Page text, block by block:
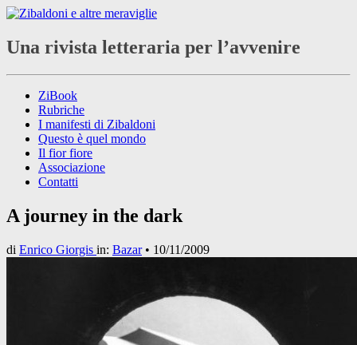
Una rivista letteraria per l’avvenire
ZiBook
Rubriche
I manifesti di Zibaldoni
Questo è quel mondo
Il fior fiore
Associazione
Contatti
A journey in the dark
di Enrico Giorgis in: Bazar• 10/11/2009